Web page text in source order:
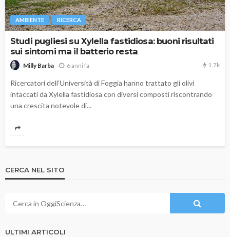
AMBIENTE RICERCA
Studi pugliesi su Xylella fastidiosa: buoni risultati
sui sintomi ma il batterio resta
Milly Barba 6 anni fa 1.7k
Ricercatori dell’Università di Foggia hanno trattato gli olivi
intaccati da Xylella fastidiosa con diversi composti riscontrando
una crescita notevole di...
CERCA NEL SITO
ULTIMI ARTICOLI